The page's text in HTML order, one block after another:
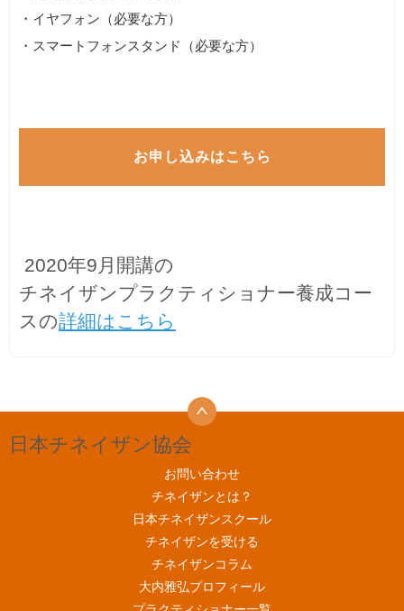
・イヤフォン（必要な方）
・スマートフォンスタンド（必要な方）
お申し込みはこちら
2020年9月開講の
チネイザンプラクティショナー養成コー
スの詳細はこちら
日本チネイザン協会
お問い合わせ
チネイザンとは？
日本チネイザンスクール
チネイザンを受ける
チネイザンコラム
大内雅弘プロフィール